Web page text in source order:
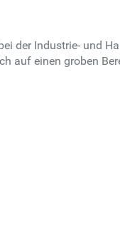
der Industrie- und
auf einen groben